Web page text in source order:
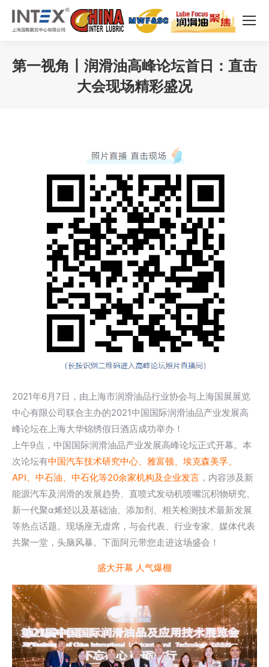
第一视角丨润滑油高峰论坛首日：直击
大会现场精彩盛况
2021年6月7日，由上海市润滑油品行业协会与上海国展展览
中心有限公司联合主办的2021中国国际润滑油品产业发展高
峰论坛在上海大华锦绣假日酒店成功举办！
上午9点，中国国际润滑油品产业发展高峰论坛正式开幕。本
次论坛有中国汽车技术研究中心、雅富顿、埃克森美孚、
API、中石油、中石化等20余家机构及企业发言 ，内容涉及新
能源汽车及润滑的发展趋势、直喷式发动机喷嘴沉积物研究、
新一代聚α烯烃以及基础油、添加剂、相关检测技术最新发展
等热点话题。现场座无虚席，与会代表、行业专家、媒体代表
共聚一堂，头脑风暴。下面阿元带您走进这场盛会！
盛大开幕 人气爆棚